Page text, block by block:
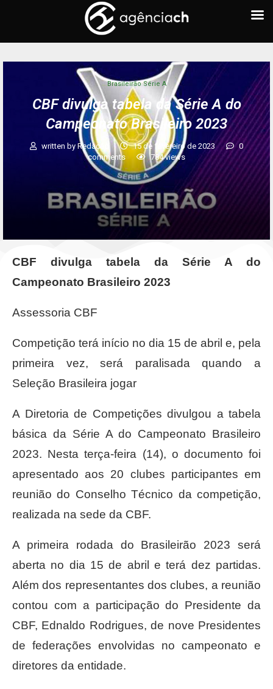
Brasileirão Série A
CBF divulga tabela da Série A do
Campeonato Brasileiro 2023
written by Redação 15 de fevereiro de 2023
0
comments
784views
CBF divulga tabela da Série A do
Campeonato Brasileiro 2023
Assessoria CBF
Competição terá início no dia 15 de abril e, pela
primeira vez, será paralisada quando a
Seleção Brasileira jogar
A Diretoria de Competições divulgou a tabela
básica da Série A do Campeonato Brasileiro
2023. Nesta terça-feira (14), o documento foi
apresentado aos 20 clubes participantes em
reunião do Conselho Técnico da competição,
realizada na sede da CBF.
A primeira rodada do Brasileirão 2023 será
aberta no dia 15 de abril e terá dez partidas.
Além dos representantes dos clubes, a reunião
contou com a participação do Presidente da
CBF, Ednaldo Rodrigues, de nove Presidentes
de federações envolvidas no campeonato e
diretores da entidade.